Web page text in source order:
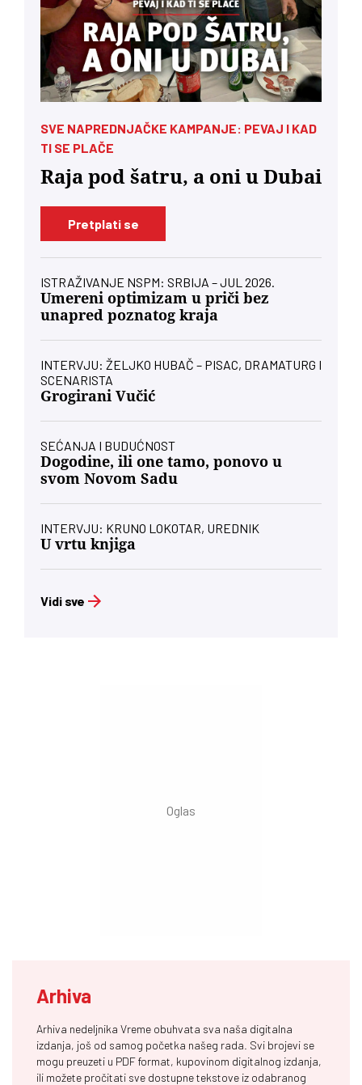
SVE NAPREDNJAČKE KAMPANJE: PEVAJ I KAD
TI SE PLAČE
Raja pod šatru, a oni u Dubai
Pretplati se
ISTRAŽIVANJE NSPM: SRBIJA – JUL 2026.
Umereni optimizam u priči bez
unapred poznatog kraja
INTERVJU: ŽELJKO HUBAČ – PISAC, DRAMATURG I
SCENARISTA
Grogirani Vučić
SEĆANJA I BUDUĆNOST
Dogodine, ili one tamo, ponovo u
svom Novom Sadu
INTERVJU: KRUNO LOKOTAR, UREDNIK
U vrtu knjiga
Vidi sve
Arhiva
Arhiva nedeljnika Vreme obuhvata sva naša digitalna
izdanja, još od samog početka našeg rada. Svi brojevi se
mogu preuzeti u PDF format, kupovinom digitalnog izdanja,
ili možete pročitati sve dostupne tekstove iz odabranog